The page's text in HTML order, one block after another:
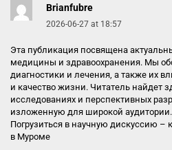
Brianfubre
2026-06-27 at 18:57
Эта публикация посвящена
медицины и здравоохранения. Мы
диагностики и лечения, а также их
и качество жизни. Читатель найдет
исследованиях и перспективных
изложенную для широкой аудитории.
Погрузиться в научную дискуссию –
в Муроме